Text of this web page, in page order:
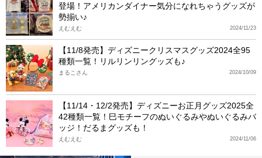
登場！アメリカンダイナー気分になれちゃうグッズが
勢揃い♪
2024/11/23
えむえむ
【11/8発売】ディズニークリスマスグッズ2024全95
種類一覧！リルリンリングッズも♪
2024/10/09
まるこさん
【11/14・12/2発売】ディズニーお正月グッズ2025全
42種類一覧！巳モチーフのぬいぐるみやぬいぐるみバ
ッジ！だるまグッズも！
2024/11/06
えむえむ